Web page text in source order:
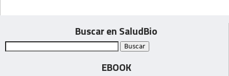
Buscar en SaludBio
EBOOK